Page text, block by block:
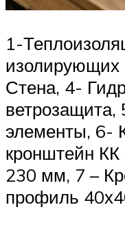
1-
изолирующих
Стена, 4-
элементы, 6-
кронштейн
230 мм, 7 –
профиль